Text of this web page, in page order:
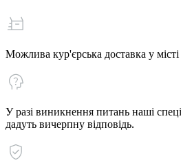
Можлива кур'єрська доставка у місті
У разі виникнення питань наші
дадуть вичерпну відповідь.